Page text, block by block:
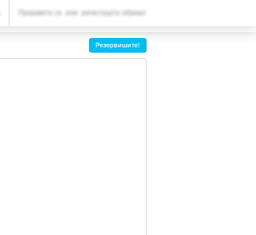
Пријавите се или региструјте објекат
Резервишите!
ВАША РЕЗЕРВАЦИЈА
ПОДЕШАВАЊА